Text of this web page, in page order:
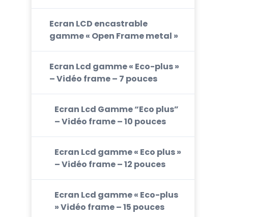
Ecran LCD encastrable
gamme « Open Frame metal »
Ecran Lcd gamme « Eco-plus »
– Vidéo frame – 7 pouces
Ecran Lcd Gamme “Eco plus”
– Vidéo frame – 10 pouces
Ecran Lcd gamme « Eco plus »
– Vidéo frame – 12 pouces
Ecran Lcd gamme « Eco-plus
» Vidéo frame – 15 pouces